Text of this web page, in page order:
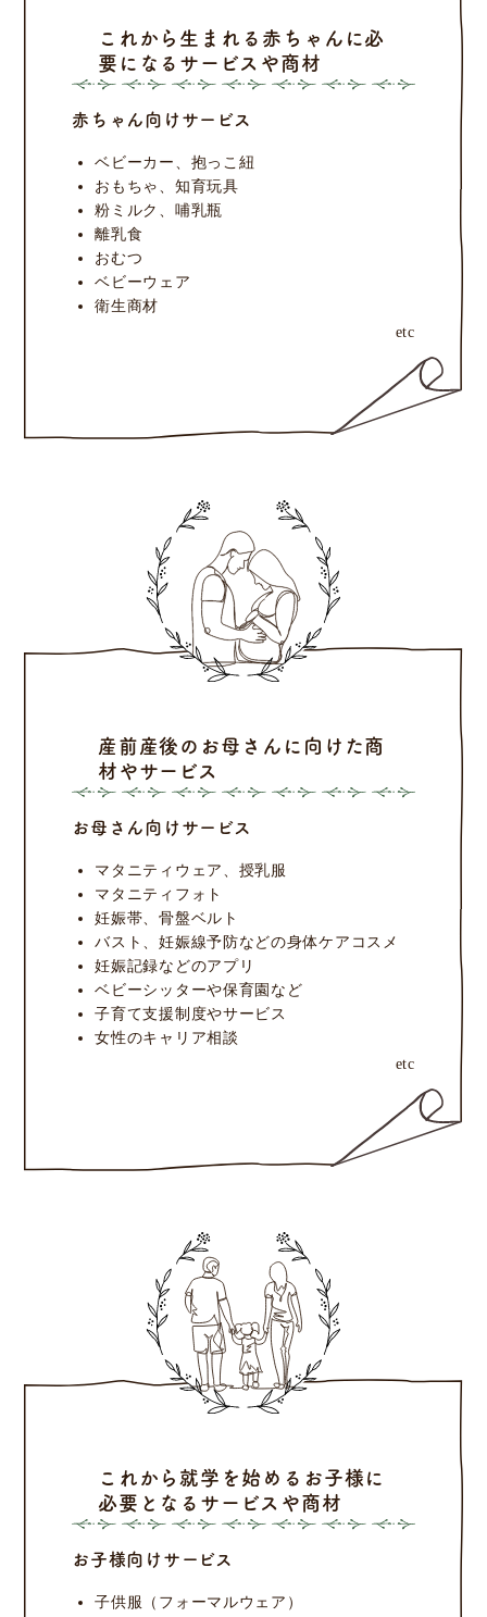
これから生まれる赤ちゃんに 必
要になるサービスや商材
赤ちゃん向けサービス
ベビーカー、抱っこ紐
おもちゃ、知育玩具
粉ミルク、哺乳瓶
離乳食
おむつ
ベビーウェア
衛生商材
etc
産前産後のお母さんに向けた商
材やサービス
お母さん向けサービス
マタニティウェア、授乳服
マタニティフォト
妊娠帯、骨盤ベルト
バスト、妊娠線予防などの身体ケアコスメ
妊娠記録などのアプリ
ベビーシッターや保育園など
子育て支援制度やサービス
女性のキャリア相談
etc
これから就学を始めるお子様に
必要となるサービスや商材
お子様向けサービス
子供服（フォーマルウェア）